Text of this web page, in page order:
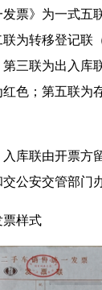
发票》为一式五
为转移登记联
三联为出入库
色；第五联为
库联由开票方
公安交管部门
样式